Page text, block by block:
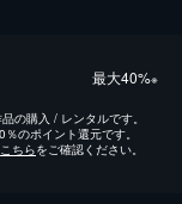
最⼤40%※
の購入 / レンタルです。
のポイント還元です。
こちらをご確認ください。